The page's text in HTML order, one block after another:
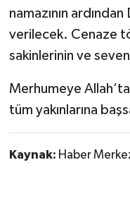
namazının
verilecek. Cenaze
sakinlerinin ve
Merhumeye
tüm yakınlarına
Kaynak: Haber
Dünya
Yerel Haberler
Haber Arşivi